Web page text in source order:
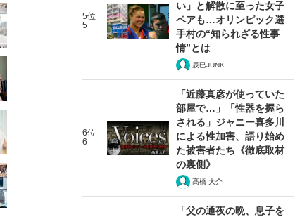
5位
5
い」と解散に至った女子
ペアも…オリンピック選
手村の“知られざる性事
情”とは
辰巳JUNK
6位
6
「近藤真彦が使っていた
部屋で…」「性器を握ら
される」ジャニー喜多川
による性加害、語り始め
た被害者たち《徹底取材
の裏側》
髙橋 大介
「父の通夜の晩、息子を